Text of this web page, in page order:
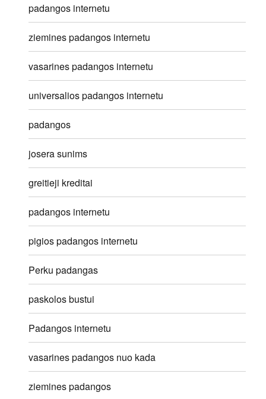
padangos internetu
ziemines padangos internetu
vasarines padangos internetu
universalios padangos internetu
padangos
josera sunims
greitieji kreditai
padangos internetu
pigios padangos internetu
Perku padangas
paskolos bustui
Padangos internetu
vasarines padangos nuo kada
ziemines padangos